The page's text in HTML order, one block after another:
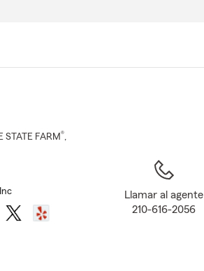
STATE FARM®,
Llamar al agente
210-616-2056